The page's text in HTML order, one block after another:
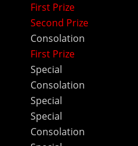
First Prize
Second Prize
Consolation
First Prize
Special
Consolation
Special
Special
Consolation